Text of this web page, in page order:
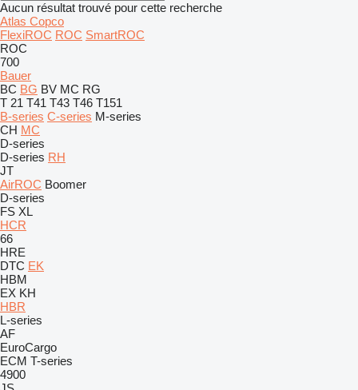
Aucun résultat trouvé pour cette recherche
Atlas Copco
FlexiROC ROC SmartROC
ROC
700
Bauer
BC BG BV MC RG
T 21 T41 T43 T46 T151
B-series C-series M-series
CH MC
D-series
D-series RH
JT
AirROC Boomer
D-series
FS XL
HCR
66
HRE
DTC EK
HBM
EX KH
HBR
L-series
AF
EuroCargo
ECM T-series
4900